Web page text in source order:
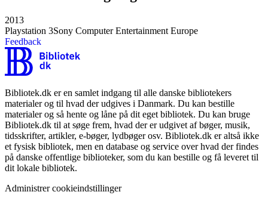
2013
Playstation 3Sony Computer Entertainment Europe
Feedback
Bibliotek.dk er en samlet indgang til alle danske bibliotekers
materialer og til hvad der udgives i Danmark. Du kan bestille
materialer og så hente og låne på dit eget bibliotek. Du kan bruge
Bibliotek.dk til at søge frem, hvad der er udgivet af bøger, musik,
tidsskrifter, artikler, e-bøger, lydbøger osv. Bibliotek.dk er altså ikke
et fysisk bibliotek, men en database og service over hvad der findes
på danske offentlige biblioteker, som du kan bestille og få leveret til
dit lokale bibliotek.
Administrer cookieindstillinger